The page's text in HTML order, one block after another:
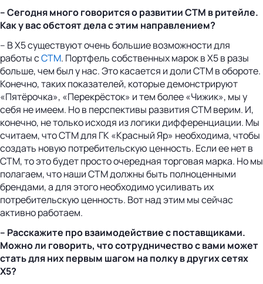
– Сегодня много говорится о развитии СТМ в ритейле.
Как у вас обстоят дела с этим направлением?
– В Х5 существуют очень большие возможности для
работы сСТМ. Портфель собственных марок в X5 в разы
больше, чем был у нас. Это касается и доли СТМ в обороте.
Конечно, таких показателей, которые демонстрируют
«Пятёрочка», «Перекрёсток» и тем более «Чижик», мы у
себя не имеем. Но в перспективы развития СТМ верим. И,
конечно, не только исходя из логики дифференциации. Мы
считаем, что СТМ для ГК «Красный Яр» необходима, чтобы
создать новую потребительскую ценность. Если ее нет в
СТМ, то это будет просто очередная торговая марка. Но мы
полагаем, что наши СТМ должны быть полноценными
брендами, а для этого необходимо усиливать их
потребительскую ценность. Вот над этим мы сейчас
активно работаем.
– Расскажите про взаимодействие с поставщиками.
Можно ли говорить, что сотрудничество с вами может
стать для них первым шагом на полку в других сетях
Х5?